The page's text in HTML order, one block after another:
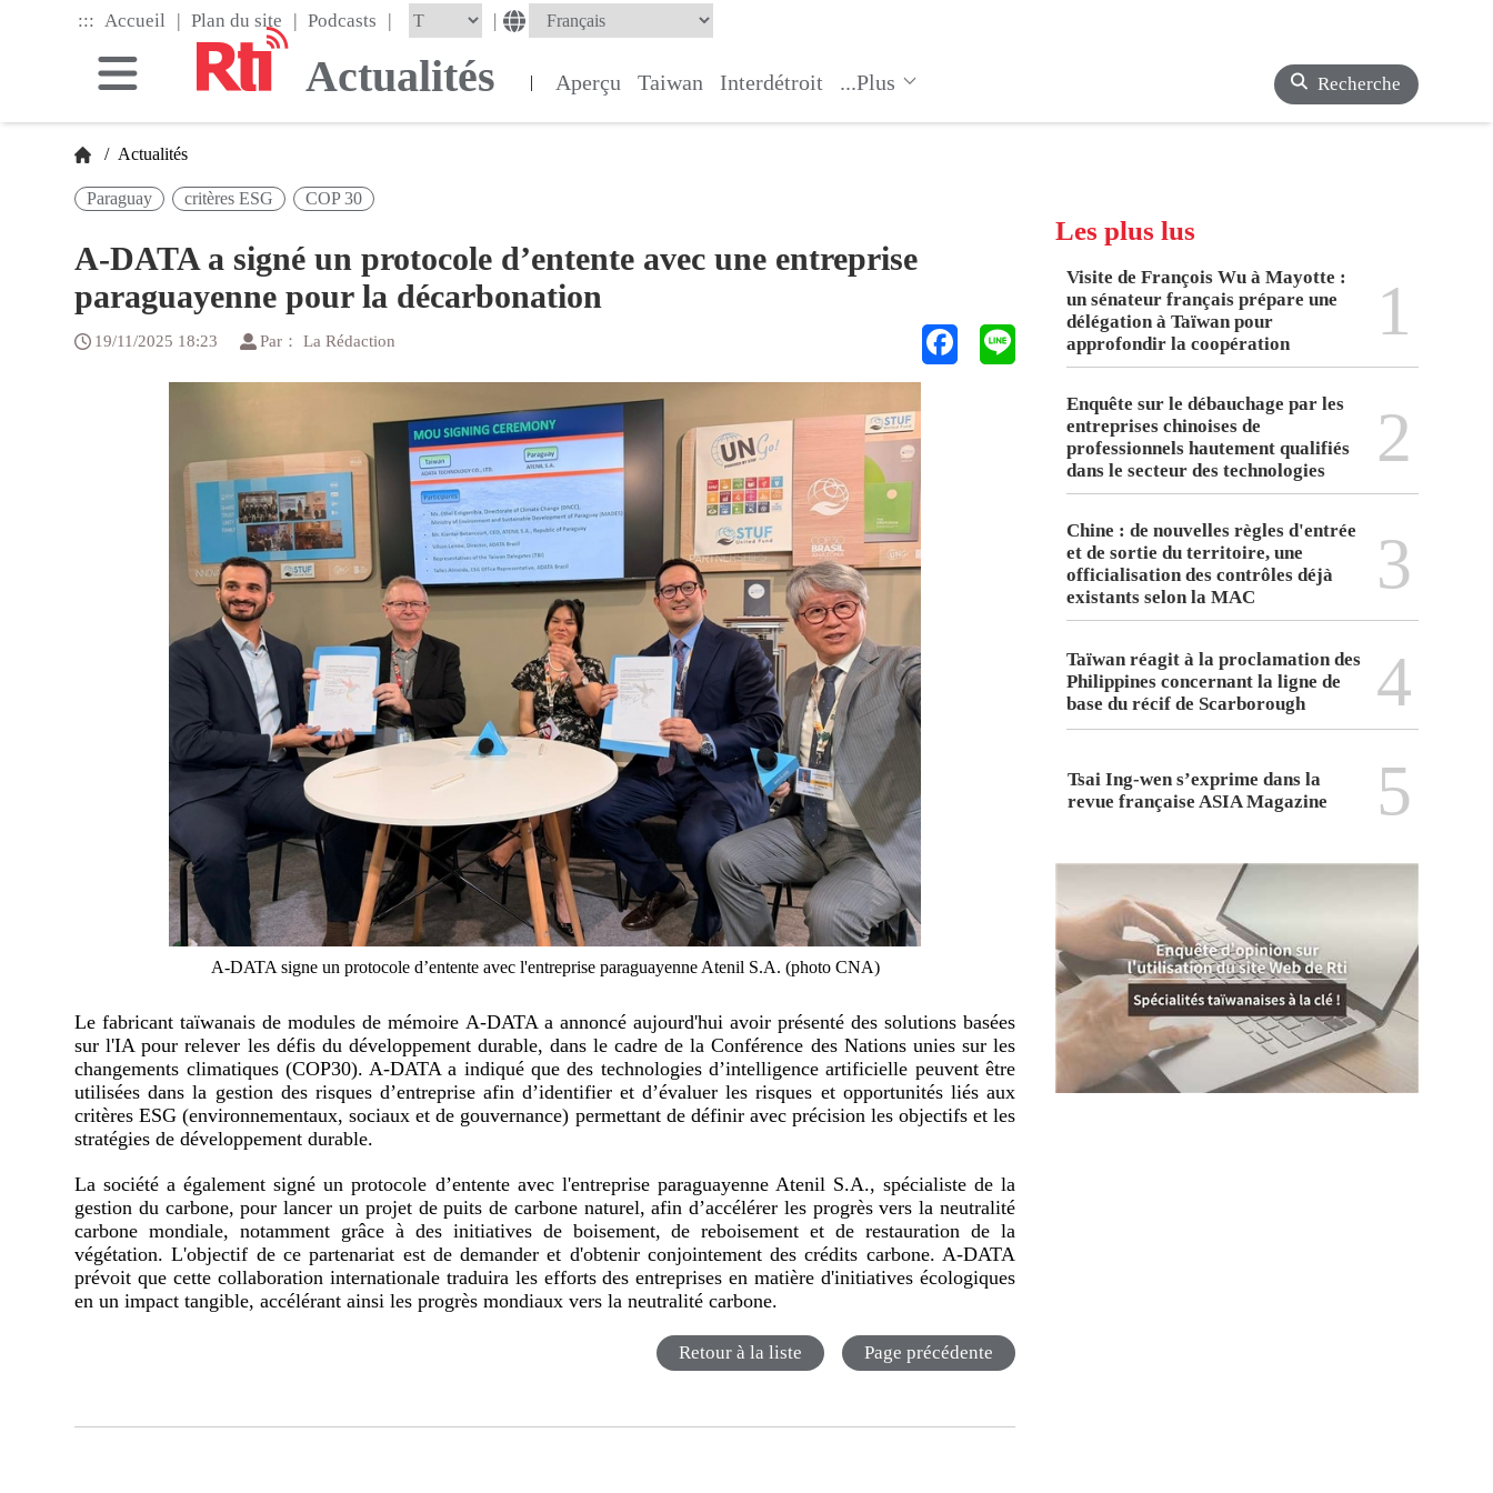
::: Accueil | Plan du site | Podcasts | |
Actualités | Aperçu Taiwan Interdétroit ...Plus Recherche
/ Actualités
Paraguay critères ESG COP 30
A-DATA a signé un protocole d’entente avec une entreprise
paraguayenne pour la décarbonation
19/11/2025 18:23 Par： La Rédaction
A-DATA signe un protocole d’entente avec l'entreprise paraguayenne Atenil S.A. (photo CNA)
Le fabricant taïwanais de modules de mémoire A-DATA a annoncé aujourd'hui avoir présenté des solutions basées
sur l'IA pour relever les défis du développement durable, dans le cadre de la Conférence des Nations unies sur les
changements climatiques (COP30). A-DATA a indiqué que des technologies d’intelligence artificielle peuvent être
utilisées dans la gestion des risques d’entreprise afin d’identifier et d’évaluer les risques et opportunités liés aux
critères ESG (environnementaux, sociaux et de gouvernance) permettant de définir avec précision les objectifs et les
stratégies de développement durable.
La société a également signé un protocole d’entente avec l'entreprise paraguayenne Atenil S.A., spécialiste de la
gestion du carbone, pour lancer un projet de puits de carbone naturel, afin d’accélérer les progrès vers la neutralité
carbone mondiale, notamment grâce à des initiatives de boisement, de reboisement et de restauration de la
végétation. L'objectif de ce partenariat est de demander et d'obtenir conjointement des crédits carbone. A-DATA
prévoit que cette collaboration internationale traduira les efforts des entreprises en matière d'initiatives écologiques
en un impact tangible, accélérant ainsi les progrès mondiaux vers la neutralité carbone.
Retour à la liste Page précédente
Les plus lus
Visite de François Wu à Mayotte :
un sénateur français prépare une
délégation à Taïwan pour
approfondir la coopération
1
Enquête sur le débauchage par les
entreprises chinoises de
professionnels hautement qualifiés
dans le secteur des technologies
2
Chine : de nouvelles règles d'entrée
et de sortie du territoire, une
officialisation des contrôles déjà
existants selon la MAC
3
Taïwan réagit à la proclamation des
Philippines concernant la ligne de
base du récif de Scarborough
4
Tsai Ing-wen s’exprime dans la
revue française ASIA Magazine
5